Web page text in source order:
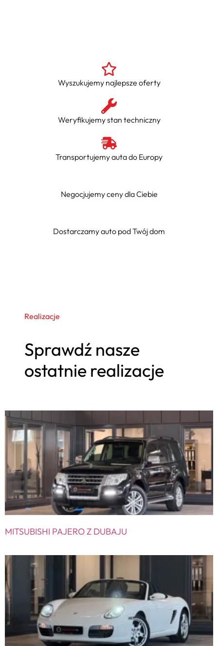
Wyszukujemy najlepsze oferty
Weryfikujemy stan techniczny
Transportujemy auta do Europy
Negocjujemy ceny dla Ciebie
Dostarczamy auto pod Twój dom
Realizacje
Sprawdź nasze
ostatnie realizacje
MITSUBISHI PAJERO Z DUBAJU